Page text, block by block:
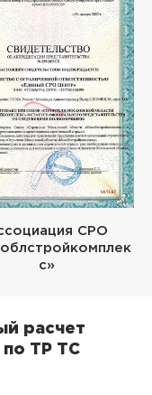
СРО
с»
расчет
по ТР ТС